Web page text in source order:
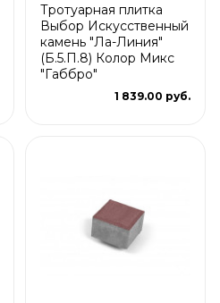
Тротуарная плитка
Выбор Искусственный
камень "Ла-Линия"
(Б.5.П.8) Колор Микс
"Габбро"
1 839.00 руб.